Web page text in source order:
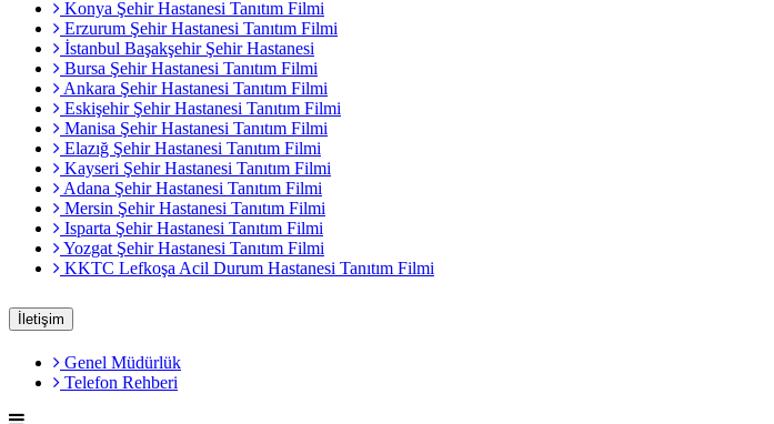
Konya Şehir Hastanesi Tanıtım Filmi
Erzurum Şehir Hastanesi Tanıtım Filmi
İstanbul Başakşehir Şehir Hastanesi
Bursa Şehir Hastanesi Tanıtım Filmi
Ankara Şehir Hastanesi Tanıtım Filmi
Eskişehir Şehir Hastanesi Tanıtım Filmi
Manisa Şehir Hastanesi Tanıtım Filmi
Elazığ Şehir Hastanesi Tanıtım Filmi
Kayseri Şehir Hastanesi Tanıtım Filmi
Adana Şehir Hastanesi Tanıtım Filmi
Mersin Şehir Hastanesi Tanıtım Filmi
Isparta Şehir Hastanesi Tanıtım Filmi
Yozgat Şehir Hastanesi Tanıtım Filmi
KKTC Lefkoşa Acil Durum Hastanesi Tanıtım Filmi
İletişim
Genel Müdürlük
Telefon Rehberi